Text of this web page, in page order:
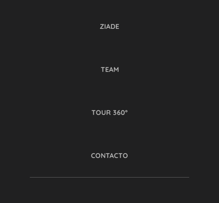
ZIADE
TEAM
TOUR 360º
CONTACTO